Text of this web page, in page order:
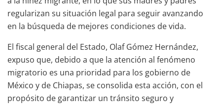
regularizan su situación legal para seguir avanzando
en la búsqueda de mejores condiciones de vida.
El fiscal general del Estado, Olaf Gómez Hernández,
expuso que, debido a que la atención al fenómeno
migratorio es una prioridad para los gobierno de
México y de Chiapas, se consolida esta acción, con el
propósito de garantizar un tránsito seguro y